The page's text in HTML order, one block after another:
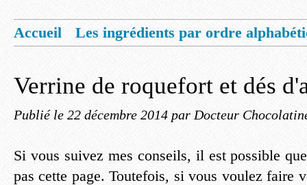
Accueil
Les ingrédients par ordre
Verrine de roquefort et dés
Publié le 22 décembre 2014 par Docteur
Si vous suivez mes conseils, il est possible
pas cette page. Toutefois, si vous voulez faire